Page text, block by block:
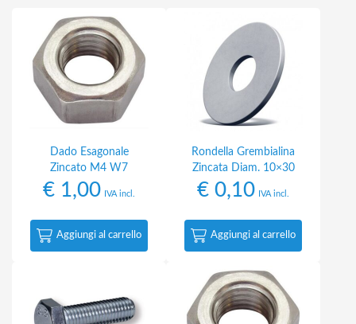
Dado Esagonale
Zincato M4 W7
€ 1,00 IVA incl.
Aggiungi al carrello
Rondella Grembialina
Zincata Diam. 10×30
€ 0,10 IVA incl.
Aggiungi al carrello